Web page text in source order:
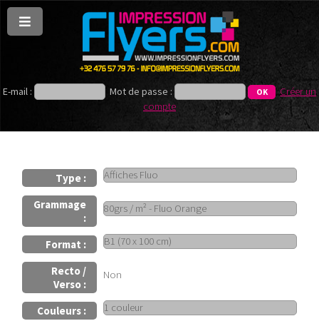
E-mail : Mot de passe :
Créer un
compte
Type :
Grammage
:
Format :
Recto /
Verso :
Non
Couleurs :